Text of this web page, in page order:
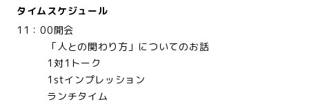
タイムスケジュール
11：00開会
「人との関わり方」についてのお話
1対1トーク
1stインプレッション
ランチタイム